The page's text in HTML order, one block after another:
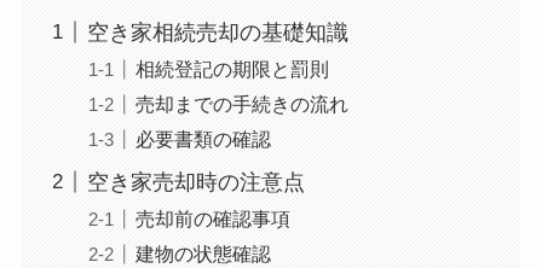
空き家相続売却の基礎知識
相続登記の期限と罰則
売却までの手続きの流れ
必要書類の確認
空き家売却時の注意点
売却前の確認事項
建物の状態確認